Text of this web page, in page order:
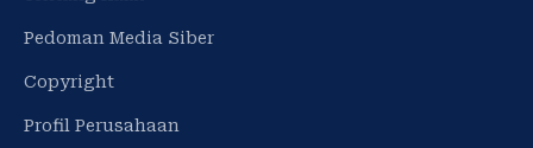
Pedoman Media Siber
Copyright
Profil Perusahaan